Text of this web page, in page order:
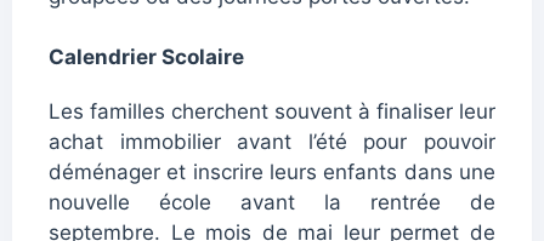
Calendrier Scolaire
Les familles cherchent souvent à finaliser leur
achat immobilier avant l’été pour pouvoir
déménager et inscrire leurs enfants dans une
nouvelle école avant la rentrée de
septembre. Le mois de mai leur permet de